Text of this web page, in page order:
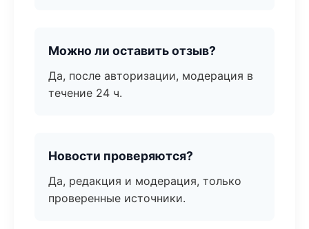
Можно ли оставить отзыв?
Да, после авторизации, модерация в
течение 24 ч.
Новости проверяются?
Да, редакция и модерация, только
проверенные источники.